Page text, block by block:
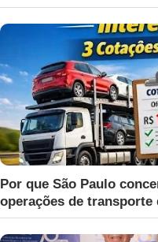
Por que São Paulo
operações de